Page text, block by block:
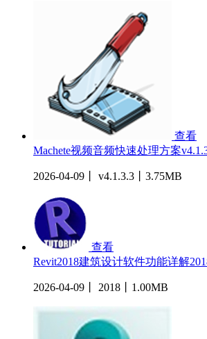
查看
Machete视频音频快速处理方案
2026-04-09丨 v4.1.3.3丨3.75MB
查看
Revit2018建筑设计软件功能详解
2026-04-09丨 2018丨1.00MB